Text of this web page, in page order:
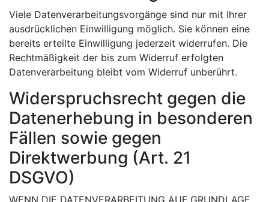
Viele Datenverarbeitungsvorgänge sind nur mit Ihrer
ausdrücklichen Einwilligung möglich. Sie können eine
bereits erteilte Einwilligung jederzeit widerrufen. Die
Rechtmäßigkeit der bis zum Widerruf erfolgten
Datenverarbeitung bleibt vom Widerruf unberührt.
Widerspruchsrecht gegen die
Datenerhebung in besonderen
Fällen sowie gegen
Direktwerbung (Art. 21
DSGVO)
WENN DIE DATENVERARBEITUNG AUF GRUNDLAGE